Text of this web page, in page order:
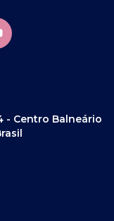
- Centro Balneário